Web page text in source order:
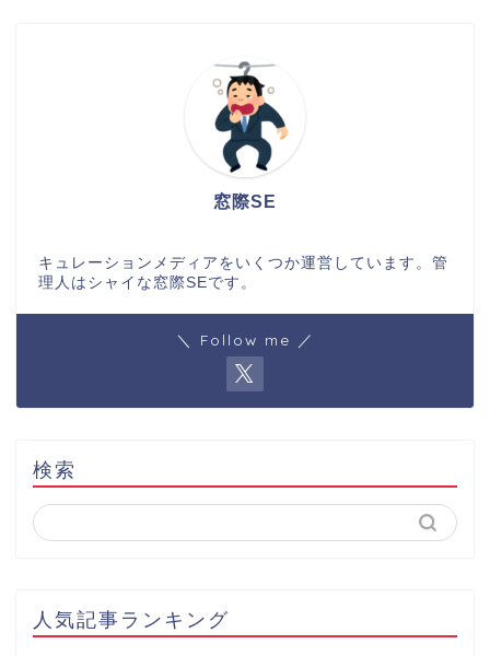
窓際SE
キュレーションメディアをいくつか運営しています。管
理人はシャイな窓際SEです。
＼ Follow me ／
検索
人気記事ランキング